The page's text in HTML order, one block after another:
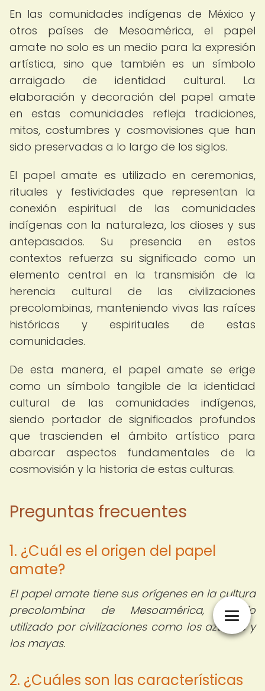
En las comunidades indígenas de México y
otros países de Mesoamérica, el papel
amate no solo es un medio para la expresión
artística, sino que también es un símbolo
arraigado de identidad cultural. La
elaboración y decoración del papel amate
en estas comunidades refleja tradiciones,
mitos, costumbres y cosmovisiones que han
sido preservadas a lo largo de los siglos.
El papel amate es utilizado en ceremonias,
rituales y festividades que representan la
conexión espiritual de las comunidades
indígenas con la naturaleza, los dioses y sus
antepasados. Su presencia en estos
contextos refuerza su significado como un
elemento central en la transmisión de la
herencia cultural de las civilizaciones
precolombinas, manteniendo vivas las raíces
históricas y espirituales de estas
comunidades.
De esta manera, el papel amate se erige
como un símbolo tangible de la identidad
cultural de las comunidades indígenas,
siendo portador de significados profundos
que trascienden el ámbito artístico para
abarcar aspectos fundamentales de la
cosmovisión y la historia de estas culturas.
Preguntas frecuentes
1. ¿Cuál es el origen del papel
amate?
El papel amate tiene sus orígenes en la cultura
precolombina de Mesoamérica, siendo
utilizado por civilizaciones como los aztecas y
los mayas.
2. ¿Cuáles son las características